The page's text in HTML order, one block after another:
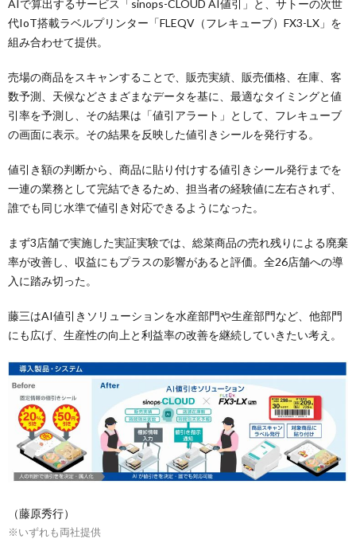
AIで算出するサービス「sinops-CLOUD AI値引」と、サトーの次世
代IoT搭載ラベルプリンター「FLEQV（フレキューブ）FX3-LX」を
組み合わせて提供。
売場の商品をスキャンすることで、販売実績、販売価格、在庫、客
数予測、天候などさまざまなデータを基に、最適なタイミングと値
引率を予測し、その結果は「値引アラート」として、フレキューブ
の画面に表示。その結果を反映した値引きシールを発行する。
値引き額の判断から、商品に貼り付けする値引きシール発行までを
一連の業務として完結できるため、担当者の経験値に左右されず、
誰でも同じ水準で値引き対応できるようになった。
まず3店舗で実施した実証実験では、総菜商品の売れ残りによる廃棄
率が改善し、収益にもプラスの影響があると評価。全26店舗への導
入に踏み切った。
藤三はAI値引きソリューションを水産部門や生産部門など、他部門
にも広げ、生産性の向上と利益率の改善を継続していきたい考え。
（藤原秀行）
※いずれも両社提供